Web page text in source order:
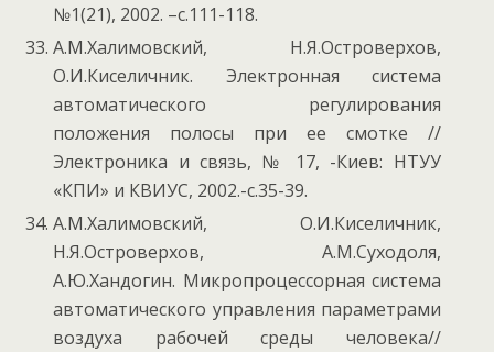
№1(21), 2002. –с.111-118.
А.М.Халимовский, Н.Я.Островерхов,
О.И.Киселичник. Электронная система
автоматического регулирования
положения полосы при ее смотке //
Электроника и связь, № 17, -Киев: НТУУ
«КПИ» и КВИУС, 2002.-с.35-39.
А.М.Халимовский, О.И.Киселичник,
Н.Я.Островерхов, А.М.Суходоля,
А.Ю.Хандогин. Микропроцессорная система
автоматического управления параметрами
воздуха рабочей среды человека//